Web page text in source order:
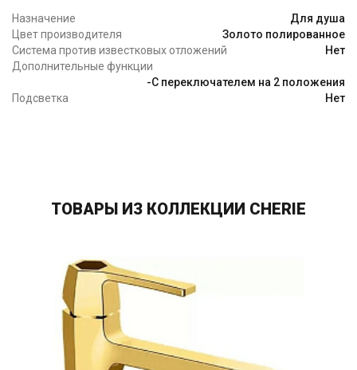
Назначение
Для душа
Цвет производителя
Золото полированное
Система против известковых отложений
Нет
Дополнительные функции
-C переключателем на 2 положения
Подсветка
Нет
ТОВАРЫ ИЗ КОЛЛЕКЦИИ CHERIE